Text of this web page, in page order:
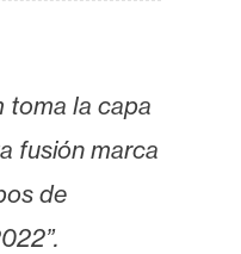
toma la capa
fusión marca
de